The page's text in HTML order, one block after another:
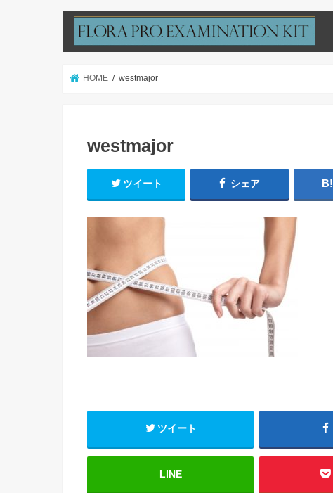
HOME westmajor
westmajor
ツイート シェア
ツイート
LINE